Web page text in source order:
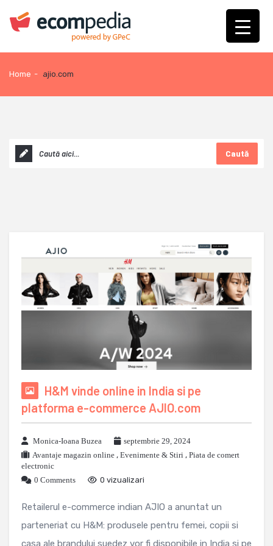
Home - ajio.com
Caută
H&M vinde online in India si pe
platforma e-commerce AJIO.com
Monica-Ioana Buzea
septembrie 29, 2024
Avantaje magazin online , Evenimente & Stiri , Piata de comert
electronic
0 Comments
0 vizualizari
Retailerul e-commerce indian AJIO a anuntat un
parteneriat cu H&M: produsele pentru femei, copii si
casa ale brandului suedez vor fi disponibile in India si pe